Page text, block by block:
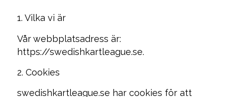
1. Vilka vi är
Vår webbplatsadress är:
https://swedishkartleague.se.
2. Cookies
swedishkartleague.se har cookies för att